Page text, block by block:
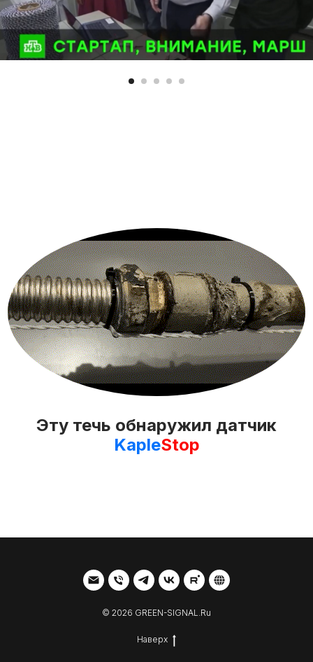
Эту течь обнаружил датчик
KapleStop
© 2026 GREEN-SIGNAL.Ru
Наверх